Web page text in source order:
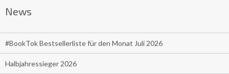
News
#BookTok Bestsellerliste für den Monat Juli 2026
Halbjahressieger 2026